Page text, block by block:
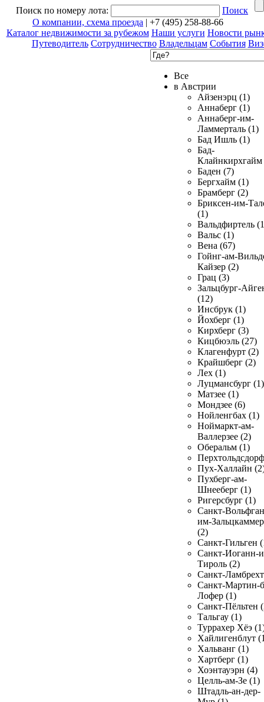
Поиск по номеру лота:
Поиск
О компании, схема проезда | +7 (495) 258-88-66
Каталог недвижимости за рубежом Наши услуги Новости
Путеводитель Сотрудничество Владельцам События
Все
в Австрии
Айзенэрц (1)
Аннаберг (1)
Аннаберг-им-
Ламмерталь (1)
Бад Ишль (1)
Бад-
Клайнкирхгайм
Баден (7)
Бергхайм (1)
Брамберг (2)
Бриксен-им-
(1)
Вальдфиртель
Вальс (1)
Вена (67)
Гойнг-ам-
Кайзер (2)
Грац (3)
Зальцбург-
(12)
Инсбрук (1)
Йохберг (1)
Кирхберг (3)
Кицбюэль (27)
Клагенфурт (2)
Крайшберг (2)
Лех (1)
Луцмансбург (1)
Матзее (1)
Мондзее (6)
Нойленгбах (1)
Ноймаркт-ам-
Валлерзее (2)
Оберальм (1)
Пух-Халлайн
Пухберг-ам-
Шнееберг (1)
Ригерсбург (1)
Санкт-
им-
(2)
Санкт-Гильген
Санкт-Иоганн-
Тироль (2)
Санкт-
Санкт-Мартин-
Лофер (1)
Санкт-Пёльтен
Тальгау (1)
Туррахер Хёэ
Хайлигенблут
Хальванг (1)
Хартберг (1)
Хоэнтауэрн (4)
Целль-ам-Зе (1)
Штадль-ан-дер-